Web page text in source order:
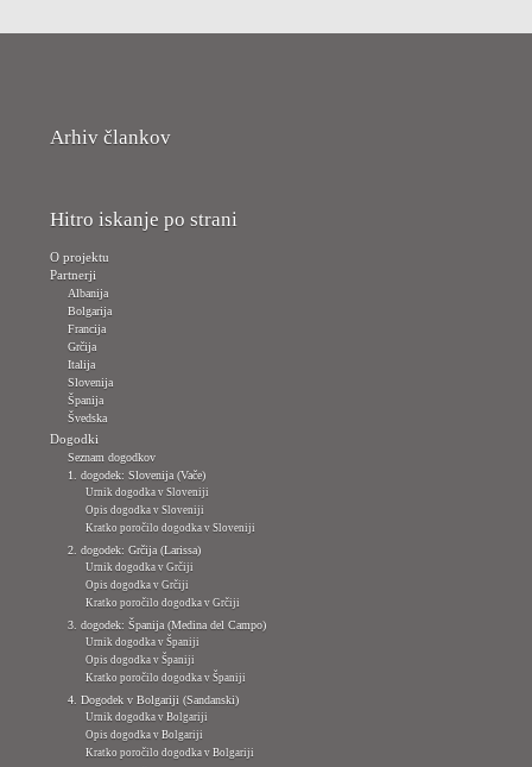
Arhiv člankov
Hitro iskanje po strani
O projektu
Partnerji
Albanija
Bolgarija
Francija
Grčija
Italija
Slovenija
Španija
Švedska
Dogodki
Seznam dogodkov
1. dogodek: Slovenija (Vače)
Urnik dogodka v Sloveniji
Opis dogodka v Sloveniji
Kratko poročilo dogodka v Sloveniji
2. dogodek: Grčija (Larissa)
Urnik dogodka v Grčiji
Opis dogodka v Grčiji
Kratko poročilo dogodka v Grčiji
3. dogodek: Španija (Medina del Campo)
Urnik dogodka v Španiji
Opis dogodka v Španiji
Kratko poročilo dogodka v Španiji
4. Dogodek v Bolgariji (Sandanski)
Urnik dogodka v Bolgariji
Opis dogodka v Bolgariji
Kratko poročilo dogodka v Bolgariji